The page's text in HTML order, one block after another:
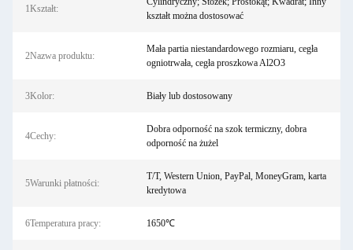
1Kształt:
kształt można dostosować
2Nazwa produktu:
Mała partia niestandardowego rozmiaru, cegła
ogniotrwała, cegła proszkowa Al2O3
3Kolor: Biały lub dostosowany
4Cechy:
Dobra odporność na szok termiczny, dobra
odporność na żużel
5Warunki płatności:
T/T, Western Union, PayPal, MoneyGram, karta
kredytowa
6Temperatura pracy: 1650℃